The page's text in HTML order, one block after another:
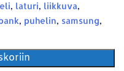
, laturi, liikkuva,
, puhelin, samsung,